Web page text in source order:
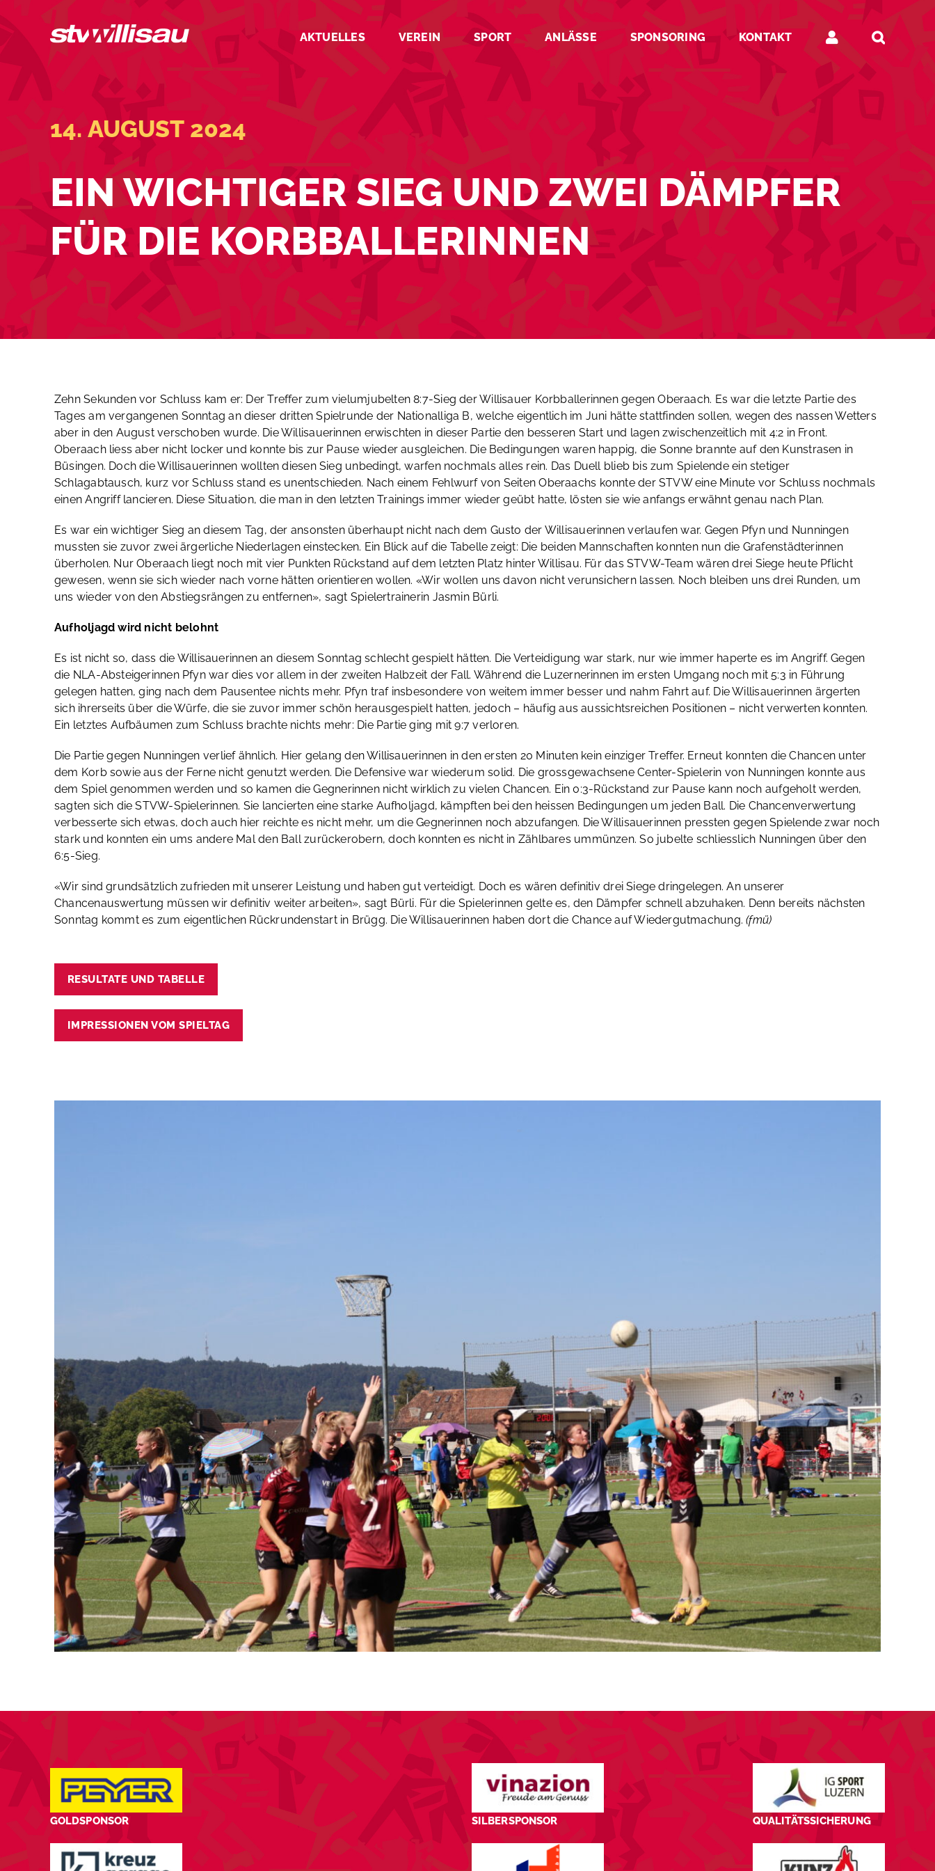
Inhalt
springen
AKTUELLES VEREIN SPORT ANLÄSSE SPONSORING KONTAKT
14. AUGUST 2024
EIN WICHTIGER SIEG UND ZWEI DÄMPFER
FÜR DIE KORBBALLERINNEN
Zehn Sekunden vor Schluss kam er: Der Treffer zum vielumjubelten 8:7-Sieg der Willisauer Korbballerinnen gegen Oberaach. Es war die letzte Partie des
Tages am vergangenen Sonntag an dieser dritten Spielrunde der Nationalliga B, welche eigentlich im Juni hätte stattfinden sollen, wegen des nassen Wetters
aber in den August verschoben wurde. Die Willisauerinnen erwischten in dieser Partie den besseren Start und lagen zwischenzeitlich mit 4:2 in Front.
Oberaach liess aber nicht locker und konnte bis zur Pause wieder ausgleichen. Die Bedingungen waren happig, die Sonne brannte auf den Kunstrasen in
Büsingen. Doch die Willisauerinnen wollten diesen Sieg unbedingt, warfen nochmals alles rein. Das Duell blieb bis zum Spielende ein stetiger
Schlagabtausch, kurz vor Schluss stand es unentschieden. Nach einem Fehlwurf von Seiten Oberaachs konnte der STVW eine Minute vor Schluss nochmals
einen Angriff lancieren. Diese Situation, die man in den letzten Trainings immer wieder geübt hatte, lösten sie wie anfangs erwähnt genau nach Plan.
Es war ein wichtiger Sieg an diesem Tag, der ansonsten überhaupt nicht nach dem Gusto der Willisauerinnen verlaufen war. Gegen Pfyn und Nunningen
mussten sie zuvor zwei ärgerliche Niederlagen einstecken. Ein Blick auf die Tabelle zeigt: Die beiden Mannschaften konnten nun die Grafenstädterinnen
überholen. Nur Oberaach liegt noch mit vier Punkten Rückstand auf dem letzten Platz hinter Willisau. Für das STVW-Team wären drei Siege heute Pflicht
gewesen, wenn sie sich wieder nach vorne hätten orientieren wollen. «Wir wollen uns davon nicht verunsichern lassen. Noch bleiben uns drei Runden, um
uns wieder von den Abstiegsrängen zu entfernen», sagt Spielertrainerin Jasmin Bürli.
Aufholjagd wird nicht belohnt
Es ist nicht so, dass die Willisauerinnen an diesem Sonntag schlecht gespielt hätten. Die Verteidigung war stark, nur wie immer haperte es im Angriff. Gegen
die NLA-Absteigerinnen Pfyn war dies vor allem in der zweiten Halbzeit der Fall. Während die Luzernerinnen im ersten Umgang noch mit 5:3 in Führung
gelegen hatten, ging nach dem Pausentee nichts mehr. Pfyn traf insbesondere von weitem immer besser und nahm Fahrt auf. Die Willisauerinnen ärgerten
sich ihrerseits über die Würfe, die sie zuvor immer schön herausgespielt hatten, jedoch – häufig aus aussichtsreichen Positionen – nicht verwerten konnten.
Ein letztes Aufbäumen zum Schluss brachte nichts mehr: Die Partie ging mit 9:7 verloren.
Die Partie gegen Nunningen verlief ähnlich. Hier gelang den Willisauerinnen in den ersten 20 Minuten kein einziger Treffer. Erneut konnten die Chancen unter
dem Korb sowie aus der Ferne nicht genutzt werden. Die Defensive war wiederum solid. Die grossgewachsene Center-Spielerin von Nunningen konnte aus
dem Spiel genommen werden und so kamen die Gegnerinnen nicht wirklich zu vielen Chancen. Ein 0:3-Rückstand zur Pause kann noch aufgeholt werden,
sagten sich die STVW-Spielerinnen. Sie lancierten eine starke Aufholjagd, kämpften bei den heissen Bedingungen um jeden Ball. Die Chancenverwertung
verbesserte sich etwas, doch auch hier reichte es nicht mehr, um die Gegnerinnen noch abzufangen. Die Willisauerinnen pressten gegen Spielende zwar noch
stark und konnten ein ums andere Mal den Ball zurückerobern, doch konnten es nicht in Zählbares ummünzen. So jubelte schliesslich Nunningen über den
6:5-Sieg.
«Wir sind grundsätzlich zufrieden mit unserer Leistung und haben gut verteidigt. Doch es wären definitiv drei Siege dringelegen. An unserer
Chancenauswertung müssen wir definitiv weiter arbeiten», sagt Bürli. Für die Spielerinnen gelte es, den Dämpfer schnell abzuhaken. Denn bereits nächsten
Sonntag kommt es zum eigentlichen Rückrundenstart in Brügg. Die Willisauerinnen haben dort die Chance auf Wiedergutmachung.(fmü)
RESULTATE UND TABELLE
IMPRESSIONEN VOM SPIELTAG
GOLDSPONSOR SILBERSPONSOR QUALITÄTSSICHERUNG